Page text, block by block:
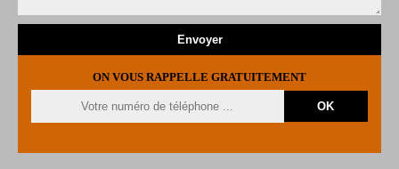
ON VOUS RAPPELLE GRATUITEMENT